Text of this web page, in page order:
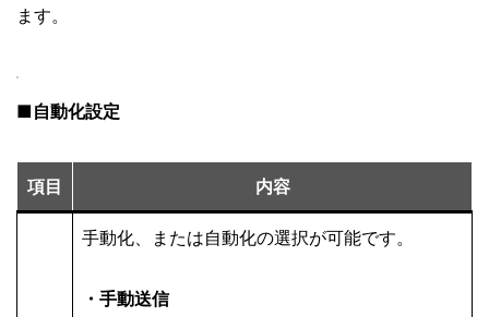
ます。
■自動化設定
項目 内容
手動化、または自動化の選択が可能です。
・手動送信